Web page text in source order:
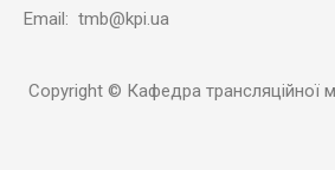
Email: tmb@kpi.ua
Copyright © Кафедра трансляційної